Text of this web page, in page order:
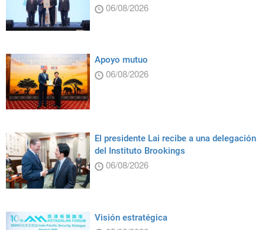
06/08/2026
Apoyo mutuo
06/08/2026
El presidente Lai recibe a una delegación
del Instituto Brookings
06/08/2026
Visión estratégica